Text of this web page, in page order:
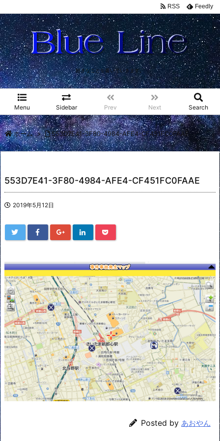
好きなことを書いていきます。
Menu Sidebar Prev Next Search
RSS Feedly
ホーム > 553D7E41-3F80-4984-AFE4-CF451FC0FAAE
553D7E41-3F80-4984-AFE4-CF451FC0FAAE
2019年5月12日
Posted by あおやん